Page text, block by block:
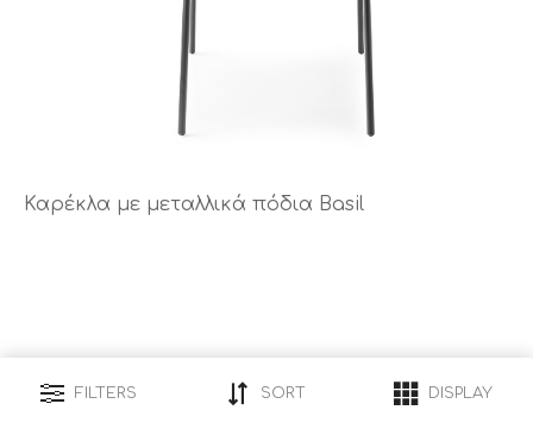
Καρέκλα με μεταλλικά πόδια Basil
FILTERS SORT DISPLAY